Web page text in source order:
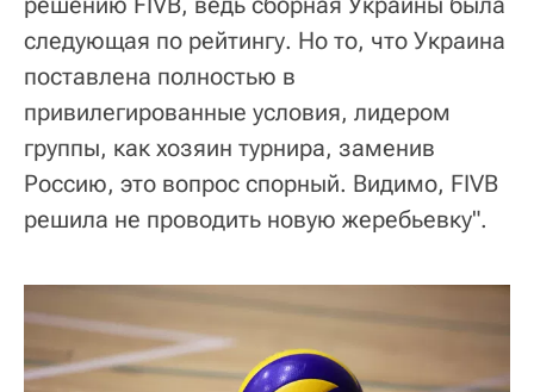
следующая по рейтингу. Но то, что Украина
поставлена полностью в
привилегированные условия, лидером
группы, как хозяин турнира, заменив
Россию, это вопрос спорный. Видимо, FIVB
решила не проводить новую жеребьевку".